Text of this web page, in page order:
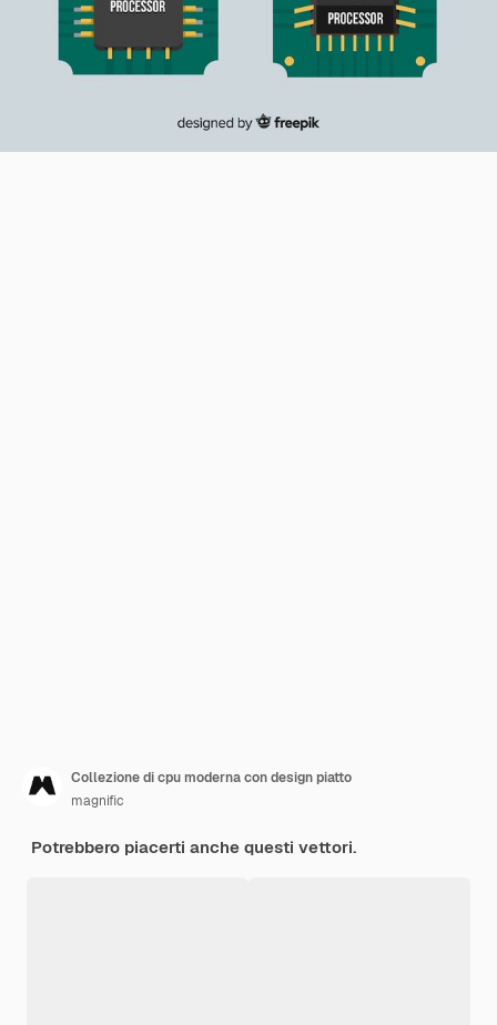
Collezione di cpu moderna con design piatto
magnific
Potrebbero piacerti anche questi vettori.